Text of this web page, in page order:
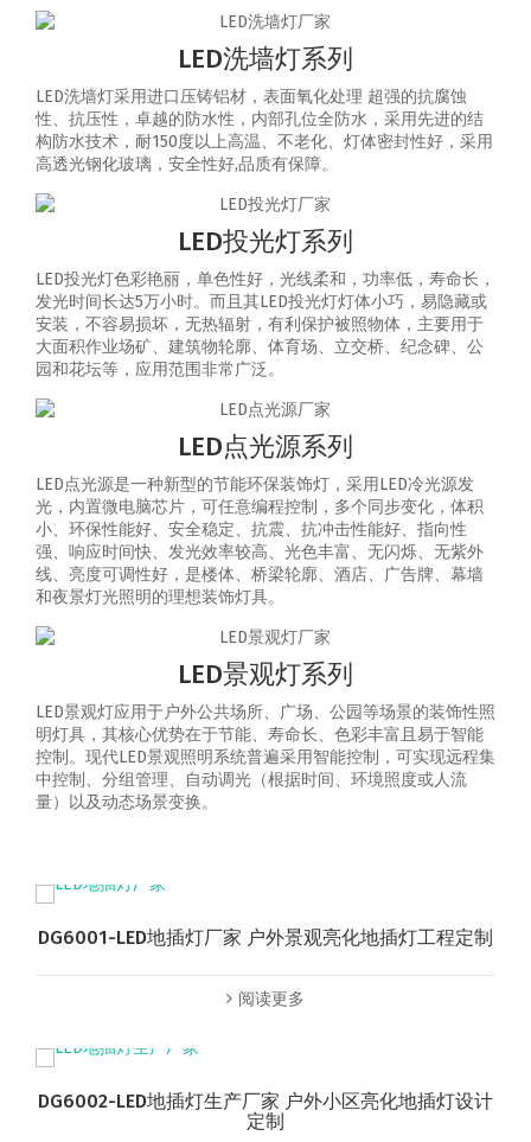
LED洗墙灯系列
LED洗墙灯采用进口压铸铝材，表面氧化处理 超强的抗腐蚀
性、抗压性，卓越的防水性，内部孔位全防水，采用先进的结
构防水技术，耐150度以上高温、不老化、灯体密封性好，采用
高透光钢化玻璃，安全性好,品质有保障。
LED投光灯系列
LED投光灯色彩艳丽，单色性好，光线柔和，功率低，寿命长，
发光时间长达5万小时。而且其LED投光灯灯体小巧，易隐藏或
安装，不容易损坏，无热辐射，有利保护被照物体，主要用于
大面积作业场矿、建筑物轮廓、体育场、立交桥、纪念碑、公
园和花坛等，应用范围非常广泛。
LED点光源系列
LED点光源是一种新型的节能环保装饰灯，采用LED冷光源发
光，内置微电脑芯片，可任意编程控制，多个同步变化，体积
小、环保性能好、安全稳定、抗震、抗冲击性能好、指向性
强、响应时间快、发光效率较高、光色丰富、无闪烁、无紫外
线、亮度可调性好，是楼体、桥梁轮廓、酒店、广告牌、幕墙
和夜景灯光照明的理想装饰灯具。
LED景观灯系列
LED景观灯应用于户外公共场所、广场、公园等场景的装饰性照
明灯具，其核心优势在于节能、寿命长、色彩丰富且易于智能
控制‌。‌现代LED景观照明系统普遍采用智能控制，可实现‌远程集
中控制、分组管理、自动调光（根据时间、环境照度或人流
量）以及动态场景变换‌。
DG6001-LED地插灯厂家 户外景观亮化地插灯工程定制
阅读更多
DG6002-LED地插灯生产厂家 户外小区亮化地插灯设计
定制